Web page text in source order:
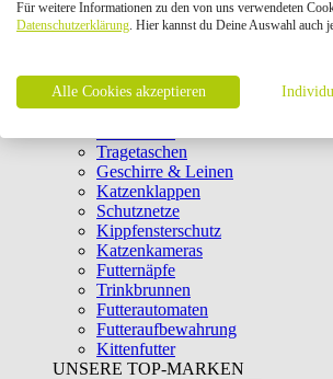
Intelligenzspielzeug
Laserpointer & Elektrospielzeug
Clicker & Target Sticks für Katzen
Weiteres Katzenspielzeug
Transportboxen
Tragetaschen
Geschirre & Leinen
Katzenklappen
Schutznetze
Kippfensterschutz
Katzenkameras
Futternäpfe
Trinkbrunnen
Futterautomaten
Futteraufbewahrung
Kittenfutter
UNSERE TOP-MARKEN
Für weitere Informationen zu den von uns verwendeten
Datenschutzerklärung. Hier kannst du Deine Auswahl auch
Alle Cookies akzeptieren